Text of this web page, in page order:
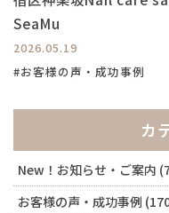
SeaMu
2026.05.19
#お客様の声・成功事例
カ
New！お知らせ・ご案内
お客様の声・成功事例